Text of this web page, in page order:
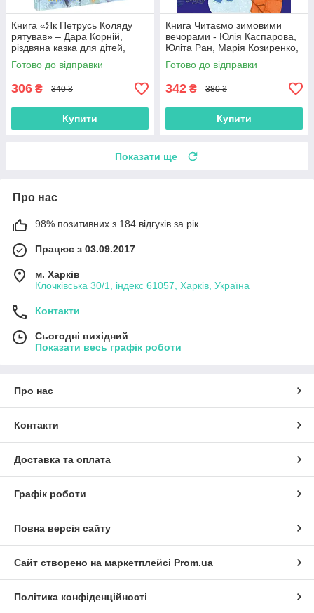
Книга «Як Петрусь Коляду
рятував» – Дара Корній,
різдвяна казка для дітей,
зимова історія, українська
книга (9786170979926)
Готово до відправки
306 ₴ 340 ₴
Купити
Книга Читаємо зимовими
вечорами - Юлія Каспарова,
Юліта Ран, Марія Козиренко,
Ганна Макуліна, Інна
Конопленко, Катерина
Тіхозора
Готово до відправки
342 ₴ 380 ₴
Купити
Показати ще
Про нас
98% позитивних з 184 відгуків за рік
Працює з 03.09.2017
м. Харків
Клочківська 30/1, індекс 61057, Харків, Україна
Контакти
Сьогодні вихідний
Показати весь графік роботи
Про нас
Контакти
Доставка та оплата
Графік роботи
Повна версія сайту
Сайт створено на маркетплейсі Prom.ua
Політика конфіденційності